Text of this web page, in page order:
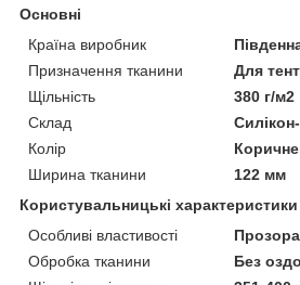
Основні
Країна виробник
Призначення тканини
Для
Щільність
380 г/м2
Склад
Колір
Ширина тканини
122 мм
Користувальницькі характеристики
Особливі властивості
Прозора
Обробка тканини
Без